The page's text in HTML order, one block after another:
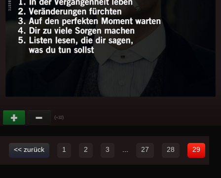
(+32)
<< zurück 1 2 3 27 28 29